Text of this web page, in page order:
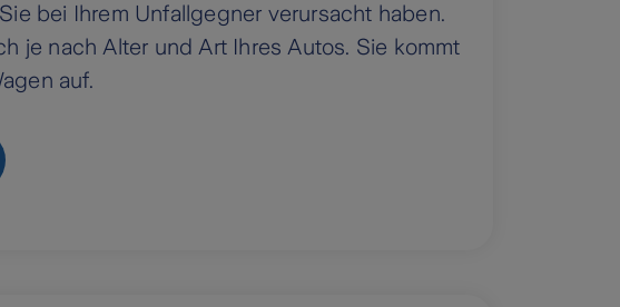
bei Ihrem Unfallgegner verursacht haben.
je nach Alter und Art Ihres Autos. Sie kommt
auf.